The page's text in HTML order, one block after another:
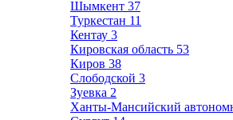
Шымкент 37
Туркестан 11
Кентау 3
Кировская область 53
Киров 38
Слободской 3
Зуевка 2
Ханты-Мансийский